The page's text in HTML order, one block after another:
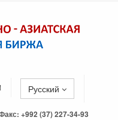
Русский
+992 (37) 227-34-93